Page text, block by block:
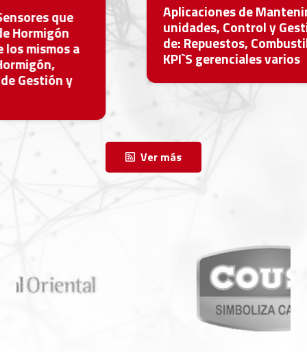
Aplicaciones de Mantenimientos de
unidades, Control y Gestión de Depósitos
de: Repuestos, Combustible, Cubiertas,
KPI`S gerenciales varios
Ver más